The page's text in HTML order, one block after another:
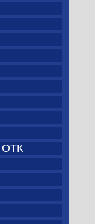
ОТК